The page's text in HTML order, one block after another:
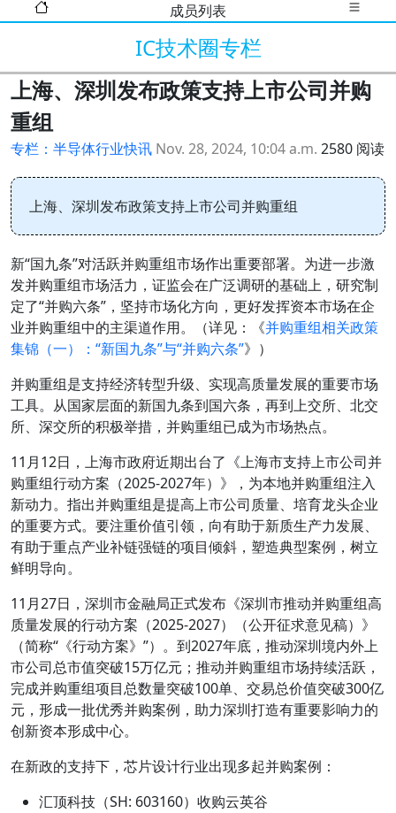
成员列表
IC技术圈专栏
上海、深圳发布政策支持上市公司并购
重组
专栏：半导体行业快讯 Nov. 28, 2024, 10:04 a.m. 2580 阅读
上海、深圳发布政策支持上市公司并购重组
新“国九条”对活跃并购重组市场作出重要部署。为进一步激
发并购重组市场活力，证监会在广泛调研的基础上，研究制
定了“并购六条”，坚持市场化方向，更好发挥资本市场在企
业并购重组中的主渠道作用。（详见：《并购重组相关政策
集锦（一）：“新国九条”与“并购六条”》）
并购重组是支持经济转型升级、实现高质量发展的重要市场
工具。从国家层面的新国九条到国六条，再到上交所、北交
所、深交所的积极举措，并购重组已成为市场热点。
11月12日，上海市政府近期出台了《上海市支持上市公司并
购重组行动方案（2025-2027年）》，为本地并购重组注入
新动力。指出并购重组是提高上市公司质量、培育龙头企业
的重要方式。要注重价值引领，向有助于新质生产力发展、
有助于重点产业补链强链的项目倾斜，塑造典型案例，树立
鲜明导向。
11月27日，深圳市金融局正式发布《深圳市推动并购重组高
质量发展的行动方案（2025-2027）（公开征求意见稿）》
（简称“《行动方案》”）。到2027年底，推动深圳境内外上
市公司总市值突破15万亿元；推动并购重组市场持续活跃，
完成并购重组项目总数量突破100单、交易总价值突破300亿
元，形成一批优秀并购案例，助力深圳打造有重要影响力的
创新资本形成中心。
在新政的支持下，芯片设计行业出现多起并购案例：
汇顶科技（SH: 603160）收购云英谷